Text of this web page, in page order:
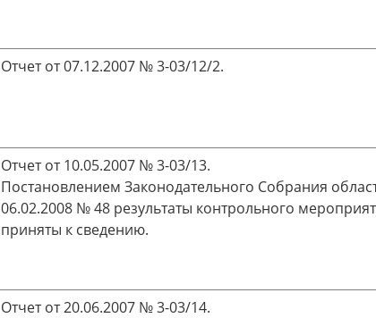
Отчет от 07.12.2007 № 3-03/12/2.
Отчет от 10.05.2007 № 3-03/13.
Постановлением Законодательного Собрания
06.02.2008 № 48 результаты контрольного
приняты к сведению.
Отчет от 20.06.2007 № 3-03/14.